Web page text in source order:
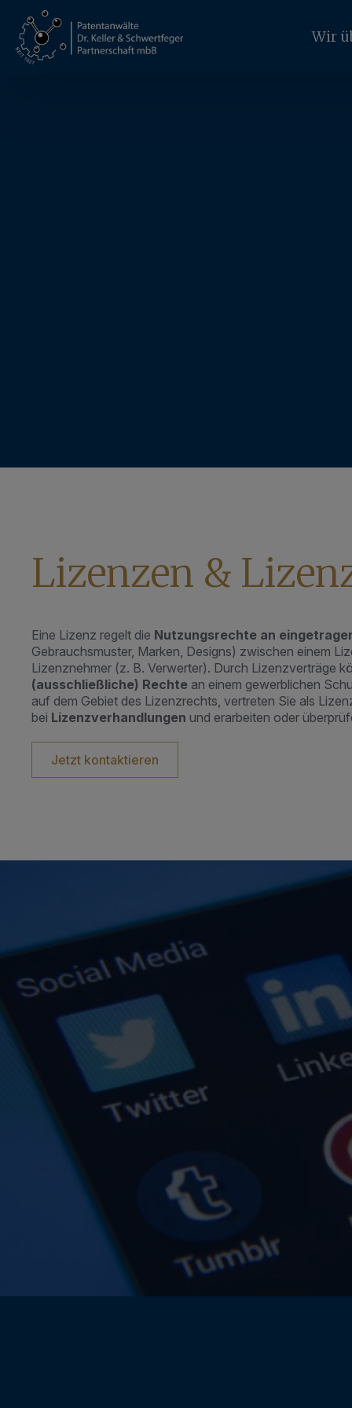
Wir
Lizenzen &
Eine Lizenz regelt die Nutzungsrechte an
Gebrauchsmuster, Marken, Designs) zwischen einem
Lizenznehmer (z. B. Verwerter). Durch Lizenzverträge
(ausschließliche) Rechte an einem gewerblichen
auf dem Gebiet des Lizenzrechts, vertreten Sie als
bei Lizenzverhandlungen und erarbeiten oder
Jetzt kontaktieren